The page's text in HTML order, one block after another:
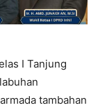
I Tanjung
tambahan